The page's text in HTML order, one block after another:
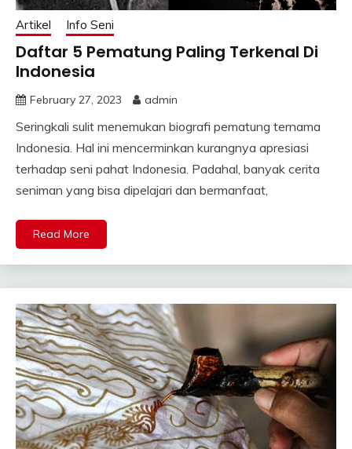
Artikel Info Seni
Daftar 5 Pematung Paling Terkenal Di
Indonesia
February 27, 2023 admin
Seringkali sulit menemukan biografi pematung ternama
Indonesia. Hal ini mencerminkan kurangnya apresiasi
terhadap seni pahat Indonesia. Padahal, banyak cerita
seniman yang bisa dipelajari dan bermanfaat,
Read More